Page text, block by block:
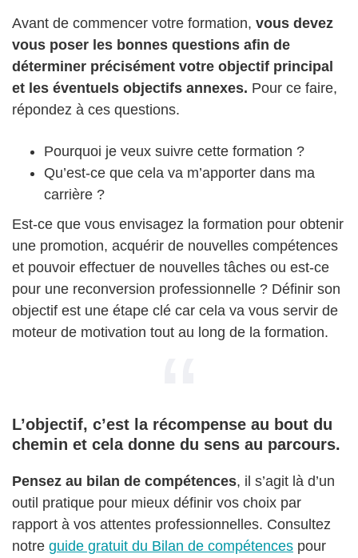
Avant de commencer votre formation, vous devez
vous poser les bonnes questions afin de
déterminer précisément votre objectif principal
et les éventuels objectifs annexes. Pour ce faire,
répondez à ces questions.
Pourquoi je veux suivre cette formation ?
Qu’est-ce que cela va m’apporter dans ma
carrière ?
Est-ce que vous envisagez la formation pour obtenir
une promotion, acquérir de nouvelles compétences
et pouvoir effectuer de nouvelles tâches ou est-ce
pour une reconversion professionnelle ? Définir son
objectif est une étape clé car cela va vous servir de
moteur de motivation tout au long de la formation.
L’objectif, c’est la récompense au bout du
chemin et cela donne du sens au parcours.
Pensez au bilan de compétences, il s’agit là d’un
outil pratique pour mieux définir vos choix par
rapport à vos attentes professionnelles. Consultez
notre guide gratuit du Bilan de compétences pour